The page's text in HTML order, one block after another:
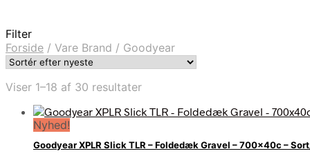
Filter
Forside / Vare Brand / Goodyear
Viser 1–18 af 30 resultaterSorteret
seneste
Nyhed!
Goodyear XPLR Slick TLR – Foldedæk Gravel – 700x40c –